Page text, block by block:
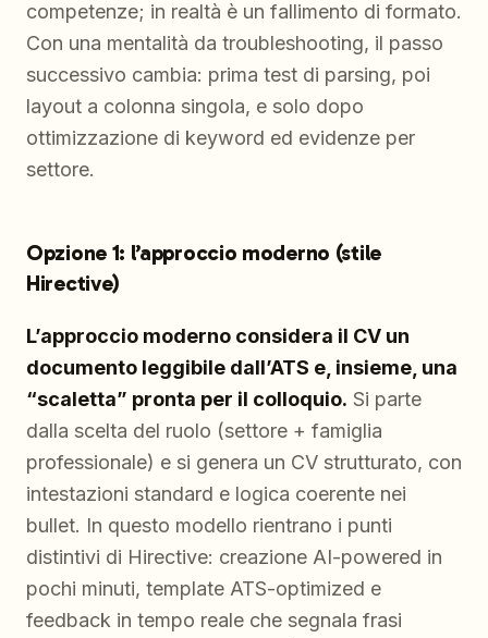
competenze; in realtà è un fallimento di formato.
Con una mentalità da troubleshooting, il passo
successivo cambia: prima test di parsing, poi
layout a colonna singola, e solo dopo
ottimizzazione di keyword ed evidenze per
settore.
Opzione 1: l’approccio moderno (stile
Hirective)
L’approccio moderno considera il CV un
documento leggibile dall’ATS e, insieme, una
“scaletta” pronta per il colloquio. Si parte
dalla scelta del ruolo (settore + famiglia
professionale) e si genera un CV strutturato, con
intestazioni standard e logica coerente nei
bullet. In questo modello rientrano i punti
distintivi di Hirective: creazione AI-powered in
pochi minuti, template ATS-optimized e
feedback in tempo reale che segnala frasi